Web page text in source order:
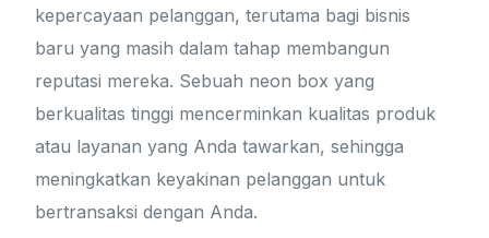
kepercayaan pelanggan, terutama bagi bisnis
baru yang masih dalam tahap membangun
reputasi mereka. Sebuah neon box yang
berkualitas tinggi mencerminkan kualitas produk
atau layanan yang Anda tawarkan, sehingga
meningkatkan keyakinan pelanggan untuk
bertransaksi dengan Anda.